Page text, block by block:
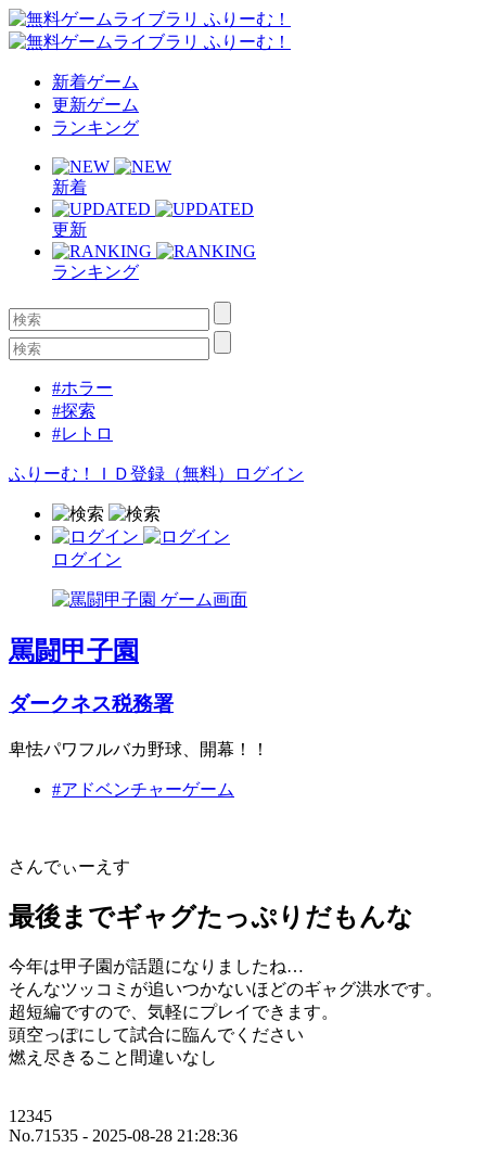
新着ゲーム
更新ゲーム
ランキング
新着
更新
ランキング
#ホラー
#探索
#レトロ
ふりーむ！ＩＤ登録（無料） ログイン
ログイン
罵闘甲子園
ダークネス税務署
卑怯パワフルバカ野球、開幕！！
#アドベンチャーゲーム
さんでぃーえす
最後までギャグたっぷりだもんな
今年は甲子園が話題になりましたね…
そんなツッコミが追いつかないほどのギャグ洪水です。
超短編ですので、気軽にプレイできます。
頭空っぽにして試合に臨んでください
燃え尽きること間違いなし
12345
No.71535 - 2025-08-28 21:28:36